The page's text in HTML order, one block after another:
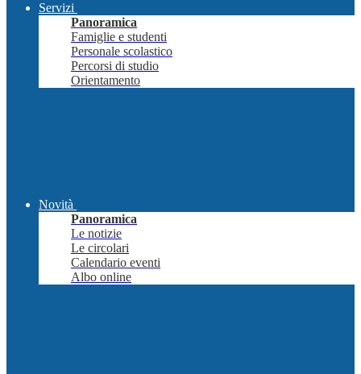
Servizi
Panoramica
Famiglie e studenti
Personale scolastico
Percorsi di studio
Orientamento
Novità
Panoramica
Le notizie
Le circolari
Calendario eventi
Albo online